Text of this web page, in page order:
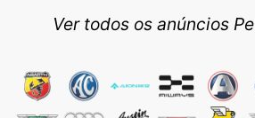
Ver todos os anúncios